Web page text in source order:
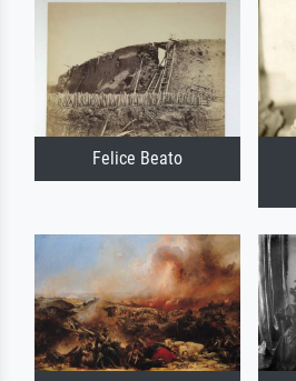
Felice Beato